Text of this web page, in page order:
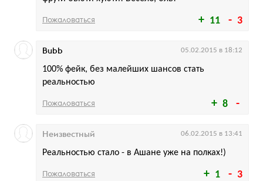
11 3
Пожаловаться
8
100% фейк, без малейших шансов стать
реальностью
Bubb 05.02.2015 в 18:12
Пожаловаться
1 3
Реальностью стало - в Ашане уже на полках!)
Неизвестный 06.02.2015 в 13:41
Пожаловаться